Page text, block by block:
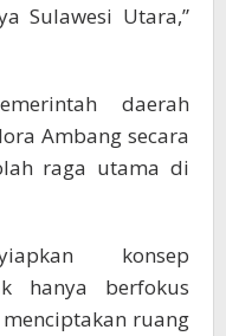
Sulawesi Utara,”
daerah
Ambang secara
raga utama di
konsep
hanya berfokus
ruang